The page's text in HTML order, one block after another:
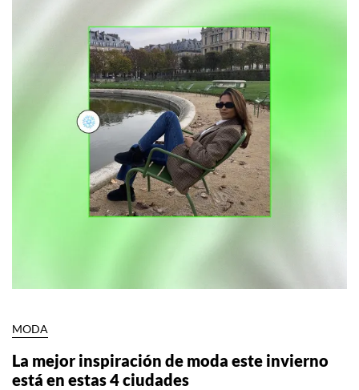
MODA
La mejor inspiración de moda este invierno
está en estas 4 ciudades